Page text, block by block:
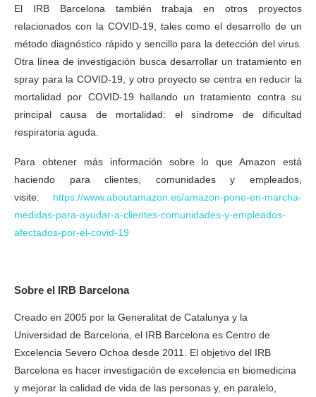
El IRB Barcelona también trabaja en otros proyectos
relacionados con la COVID-19, tales como el desarrollo de un
método diagnóstico rápido y sencillo para la detección del virus.
Otra línea de investigación busca desarrollar un tratamiento en
spray para la COVID-19, y otro proyecto se centra en reducir la
mortalidad por COVID-19 hallando un tratamiento contra su
principal causa de mortalidad: el síndrome de dificultad
respiratoria aguda.
Para obtener más información sobre lo que Amazon está
haciendo para clientes, comunidades y empleados,
visite: https://www.aboutamazon.es/amazon-pone-en-marcha-
medidas-para-ayudar-a-clientes-comunidades-y-empleados-
afectados-por-el-covid-19
Sobre el IRB Barcelona
Creado en 2005 por la Generalitat de Catalunya y la
Universidad de Barcelona, el IRB Barcelona es Centro de
Excelencia Severo Ochoa desde 2011. El objetivo del IRB
Barcelona es hacer investigación de excelencia en biomedicina
y mejorar la calidad de vida de las personas y, en paralelo,